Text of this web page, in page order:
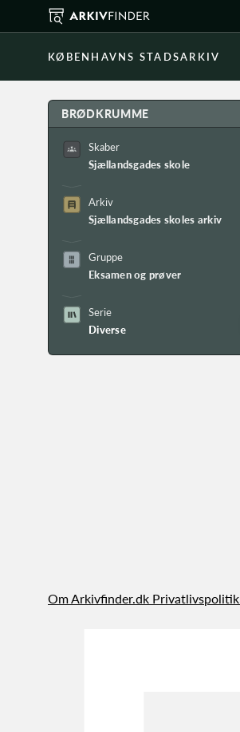
KØBENHAVNS STADSARKIV
BRØDKRUMME
Skaber
Sjællandsgades skole
Arkiv
Sjællandsgades skoles arkiv
Gruppe
Eksamen og prøver
Serie
Diverse
Om Arkivfinder.dk Privatlivspolitik